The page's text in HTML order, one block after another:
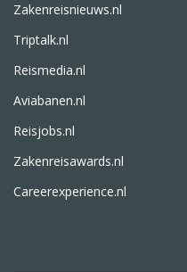
Zakenreisnieuws.nl
Triptalk.nl
Reismedia.nl
Aviabanen.nl
Reisjobs.nl
Zakenreisawards.nl
Careerexperience.nl